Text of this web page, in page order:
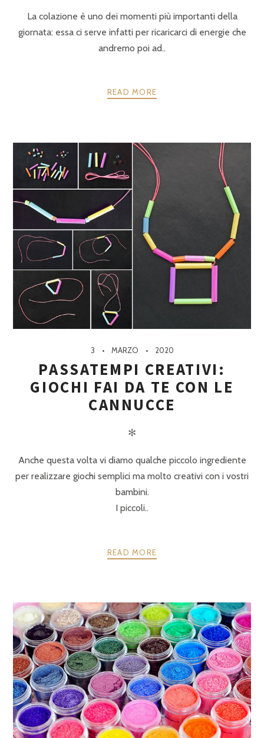
La colazione è uno dei momenti più importanti della
giornata: essa ci serve infatti per ricaricarci di energie che
andremo poi ad..
READ MORE
3 MARZO 2020
PASSATEMPI CREATIVI:
GIOCHI FAI DA TE CON LE
CANNUCCE
✻
Anche questa volta vi diamo qualche piccolo ingrediente
per realizzare giochi semplici ma molto creativi con i vostri
bambini.
I piccoli..
READ MORE